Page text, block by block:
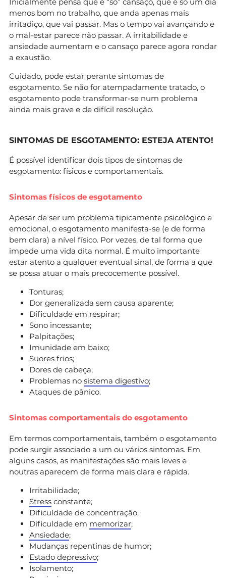
menos bom no trabalho, que anda apenas mais
irritadiço, que vai passar. Mas o tempo vai avançando e
o mal-estar parece não passar. A irritabilidade e
ansiedade aumentam e o cansaço parece agora rondar
a exaustão.
Cuidado, pode estar perante sintomas de
esgotamento. Se não for atempadamente tratado, o
esgotamento pode transformar-se num problema
ainda mais grave e de difícil resolução.
SINTOMAS DE ESGOTAMENTO: ESTEJA ATENTO!
É possível identificar dois tipos de sintomas de
esgotamento: físicos e comportamentais.
Sintomas físicos de esgotamento
Apesar de ser um problema tipicamente psicológico e
emocional, o esgotamento manifesta-se (e de forma
bem clara) a nível físico. Por vezes, de tal forma que
impede uma vida dita normal. É muito importante
estar atento a qualquer eventual sinal, de forma a que
se possa atuar o mais precocemente possível.
Tonturas;
Dor generalizada sem causa aparente;
Dificuldade em respirar;
Sono incessante;
Palpitações;
Imunidade em baixo;
Suores frios;
Dores de cabeça;
Problemas no sistema digestivo;
Ataques de pânico.
Sintomas comportamentais do esgotamento
Em termos comportamentais, também o esgotamento
pode surgir associado a um ou vários sintomas. Em
alguns casos, as manifestações são mais leves e
noutras aparecem de forma mais clara e rápida.
Irritabilidade;
Stress constante;
Dificuldade de concentração;
Dificuldade em memorizar;
Ansiedade;
Mudanças repentinas de humor;
Estado depressivo;
Isolamento;